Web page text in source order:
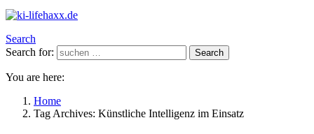
Search
Search for:
Search
You are here:
Home
Tag Archives: Künstliche Intelligenz im Einsatz